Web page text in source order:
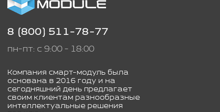
8 (800) 511-78-77
пн-пт: с 9:00 - 18:00
Компания смарт-модуль была
основана в 2016 году и на
сегодняшний день предлагает
своим клиентам разнообразные
интеллектуальные решения